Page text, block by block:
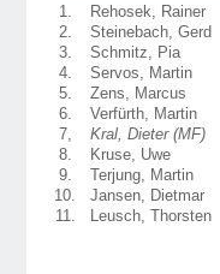
1.
Rehosek, Rainer
2.
Steinebach, Gerd
3.
Schmitz, Pia
4.
Servos, Martin
5.
Zens, Marcus
6.
Verfürth, Martin
7,
Kral, Dieter (MF)
8.
Kruse, Uwe
9.
Terjung, Martin
10.
Jansen, Dietmar
11.
Leusch, Thorsten